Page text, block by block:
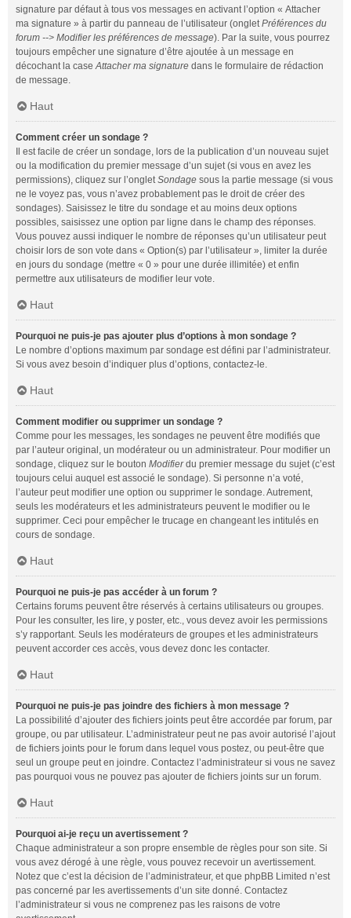
signature par défaut à tous vos messages en activant l’option « Attacher
ma signature » à partir du panneau de l’utilisateur (ongletPréférences du
forum --> Modifier les préférences de message). Par la suite, vous pourrez
toujours empêcher une signature d’être ajoutée à un message en
décochant la caseAttacher ma signature dans le formulaire de rédaction
de message.
Haut
Comment créer un sondage ?
Il est facile de créer un sondage, lors de la publication d’un nouveau sujet
ou la modification du premier message d’un sujet (si vous en avez les
permissions), cliquez sur l’ongletSondage sous la partie message (si vous
ne le voyez pas, vous n’avez probablement pas le droit de créer des
sondages). Saisissez le titre du sondage et au moins deux options
possibles, saisissez une option par ligne dans le champ des réponses.
Vous pouvez aussi indiquer le nombre de réponses qu’un utilisateur peut
choisir lors de son vote dans « Option(s) par l’utilisateur », limiter la durée
en jours du sondage (mettre « 0 » pour une durée illimitée) et enfin
permettre aux utilisateurs de modifier leur vote.
Haut
Pourquoi ne puis-je pas ajouter plus d’options à mon sondage ?
Le nombre d’options maximum par sondage est défini par l’administrateur.
Si vous avez besoin d’indiquer plus d’options, contactez-le.
Haut
Comment modifier ou supprimer un sondage ?
Comme pour les messages, les sondages ne peuvent être modifiés que
par l’auteur original, un modérateur ou un administrateur. Pour modifier un
sondage, cliquez sur le bouton Modifierdu premier message du sujet (c’est
toujours celui auquel est associé le sondage). Si personne n’a voté,
l’auteur peut modifier une option ou supprimer le sondage. Autrement,
seuls les modérateurs et les administrateurs peuvent le modifier ou le
supprimer. Ceci pour empêcher le trucage en changeant les intitulés en
cours de sondage.
Haut
Pourquoi ne puis-je pas accéder à un forum ?
Certains forums peuvent être réservés à certains utilisateurs ou groupes.
Pour les consulter, les lire, y poster, etc., vous devez avoir les permissions
s’y rapportant. Seuls les modérateurs de groupes et les administrateurs
peuvent accorder ces accès, vous devez donc les contacter.
Haut
Pourquoi ne puis-je pas joindre des fichiers à mon message ?
La possibilité d’ajouter des fichiers joints peut être accordée par forum, par
groupe, ou par utilisateur. L’administrateur peut ne pas avoir autorisé l’ajout
de fichiers joints pour le forum dans lequel vous postez, ou peut-être que
seul un groupe peut en joindre. Contactez l’administrateur si vous ne savez
pas pourquoi vous ne pouvez pas ajouter de fichiers joints sur un forum.
Haut
Pourquoi ai-je reçu un avertissement ?
Chaque administrateur a son propre ensemble de règles pour son site. Si
vous avez dérogé à une règle, vous pouvez recevoir un avertissement.
Notez que c’est la décision de l’administrateur, et que phpBB Limited n’est
pas concerné par les avertissements d’un site donné. Contactez
l’administrateur si vous ne comprenez pas les raisons de votre